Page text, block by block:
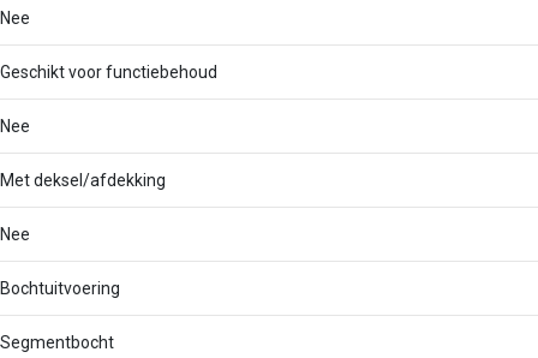
Nee
Geschikt voor functiebehoud
Nee
Met deksel/afdekking
Nee
Bochtuitvoering
Segmentbocht